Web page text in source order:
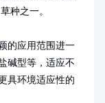
草种之一。
的应用范围进一
碱型等，适应不
具环境适应性的